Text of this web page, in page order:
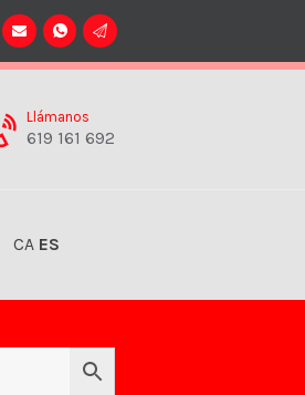
Llámanos
619 161 692
CA ES